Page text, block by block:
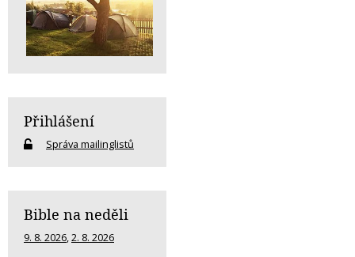
Přihlášení
Správa mailinglistů
Bible na neděli
9. 8. 2026,2. 8. 2026